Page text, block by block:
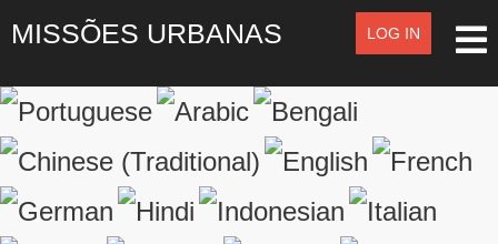
MISSÕES URBANAS LOG IN
LOGIN Registre-se
Lembrar de Mim
Esqueceu o nome de usuário?